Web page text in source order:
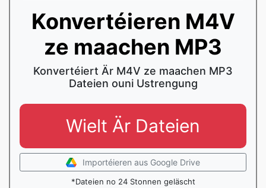
Konvertéieren M4V
ze maachen MP3
Konvertéiert Är M4V ze maachen MP3
Dateien ouni Ustrengung
Wielt Är Dateien
Importéieren aus Google Drive
*Dateien no 24 Stonnen geläscht